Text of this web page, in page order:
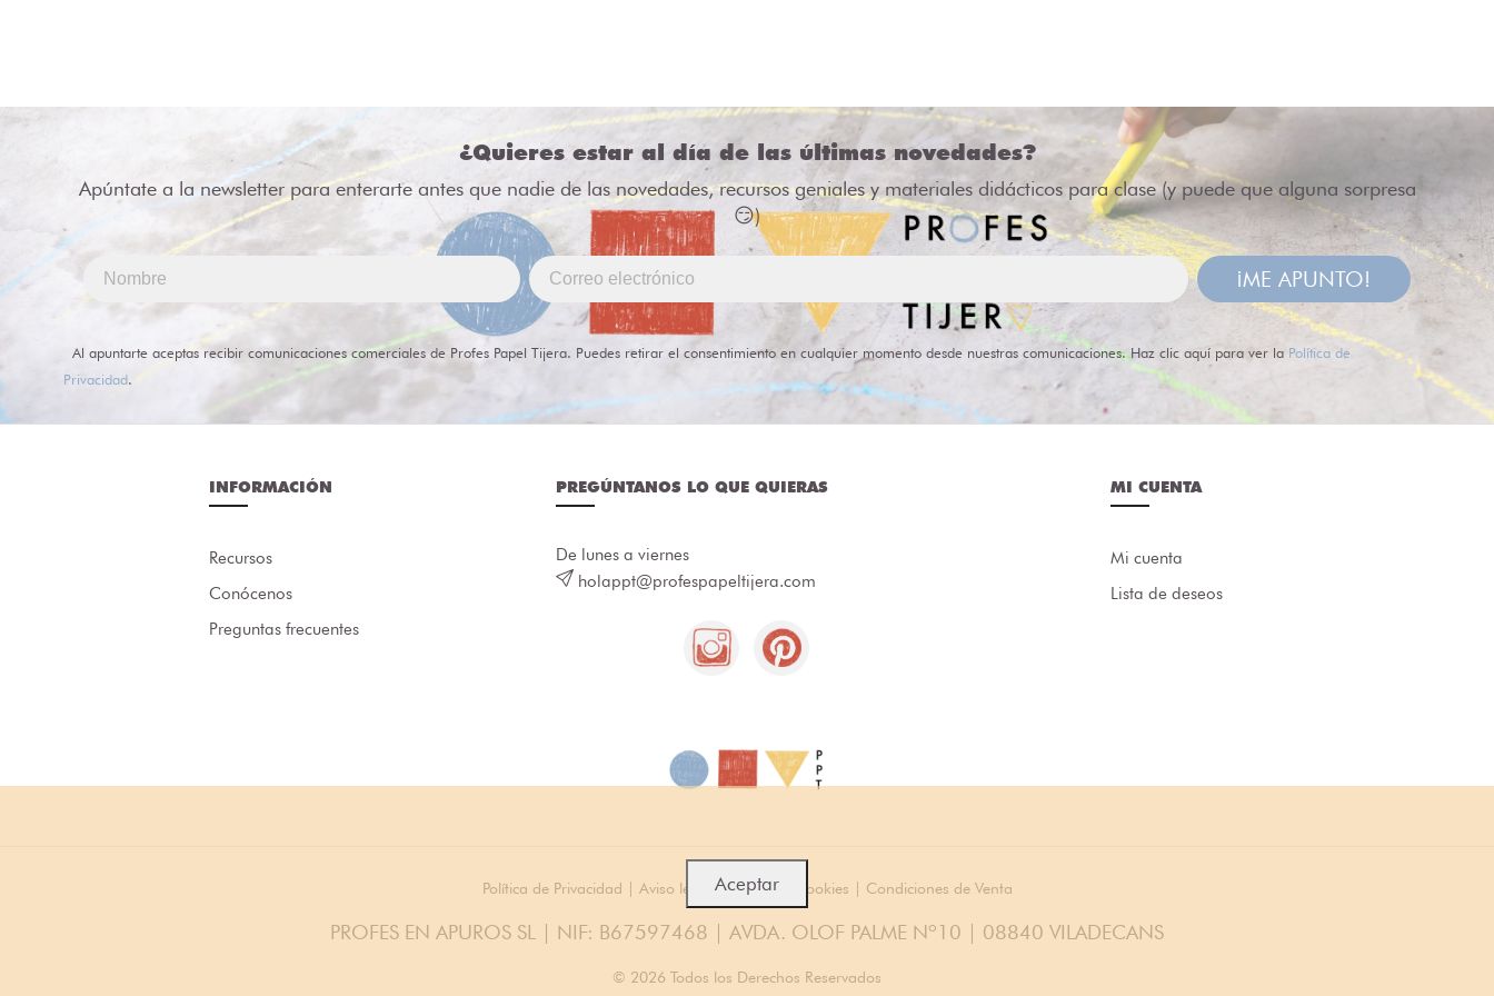
¿Quieres estar al día de las últimas novedades?
Apúntate a la newsletter para enterarte antes que nadie de las novedades, recursos geniales y materiales didácticos para clase (y puede que alguna sorpresa
😏)
¡ME APUNTO!
Al apuntarte aceptas recibir comunicaciones comerciales de Profes Papel Tijera. Puedes retirar el consentimiento en cualquier momento desde nuestras comunicaciones. Haz clic aquí para ver la Política de
Privacidad.
INFORMACIÓN
Recursos
Conócenos
Preguntas frecuentes
PREGÚNTANOS LO QUE QUIERAS
De lunes a viernes
holappt@profespapeltijera.com
MI CUENTA
Mi cuenta
Lista de deseos
Política de Privacidad | Aviso legal |Política de cookies | Condiciones de Venta
PROFES EN APUROS SL | NIF: B67597468 | AVDA. OLOF PALME Nº10 | 08840 VILADECANS
© 2026 Todos los Derechos Reservados
Aceptar